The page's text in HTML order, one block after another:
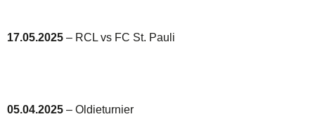
17.05.2025 – RCL vs FC St. Pauli
05.04.2025 – Oldieturnier